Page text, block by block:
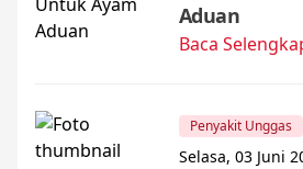
Aduan
Baca
Penyakit Unggas
Selasa, 03 Juni